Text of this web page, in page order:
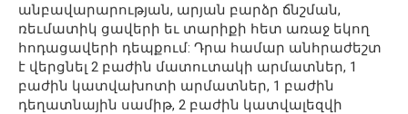
անբավարարության, արյան բարձր ճնշման,
ռեւմատիկ ցավերի եւ տարիքի հետ առաջ եկող
հոդացավերի դեպքում: Դրա համար անհրաժեշտ
է վերցնել 2 բաժին մատուտակի արմատներ, 1
բաժին կատվախոտի արմատներ, 1 բաժին
դեղատնային սամիթ, 2 բաժին կատվալեզվի